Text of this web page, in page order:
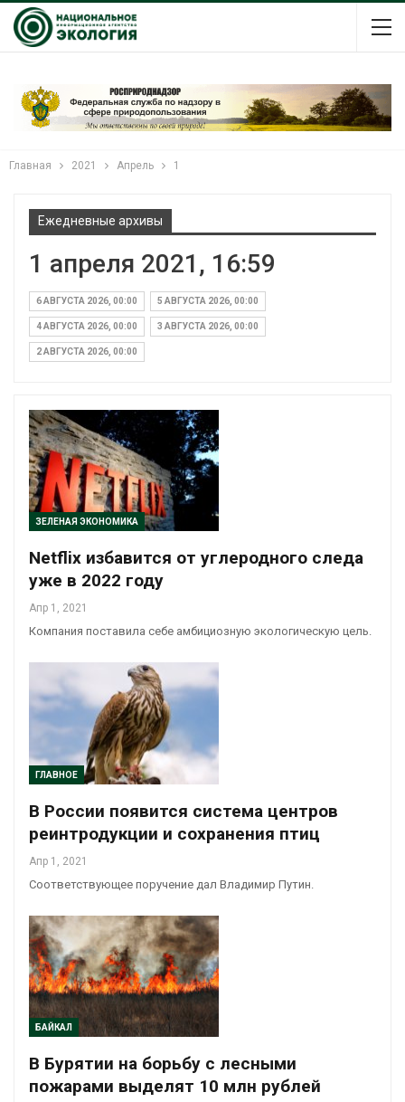
Главная 2021 Апрель 1
Ежедневные архивы
1 апреля 2021, 16:59
6 АВГУСТА 2026, 00:00 5 АВГУСТА 2026, 00:00
4 АВГУСТА 2026, 00:00 3 АВГУСТА 2026, 00:00
2 АВГУСТА 2026, 00:00
ЗЕЛЕНАЯ ЭКОНОМИКА
Netflix избавится от углеродного следа
уже в 2022 году
Апр 1, 2021
Компания поставила себе амбициозную экологическую цель.
ГЛАВНОЕ
В России появится система центров
реинтродукции и сохранения птиц
Апр 1, 2021
Соответствующее поручение дал Владимир Путин.
БАЙКАЛ
В Бурятии на борьбу с лесными
пожарами выделят 10 млн рублей